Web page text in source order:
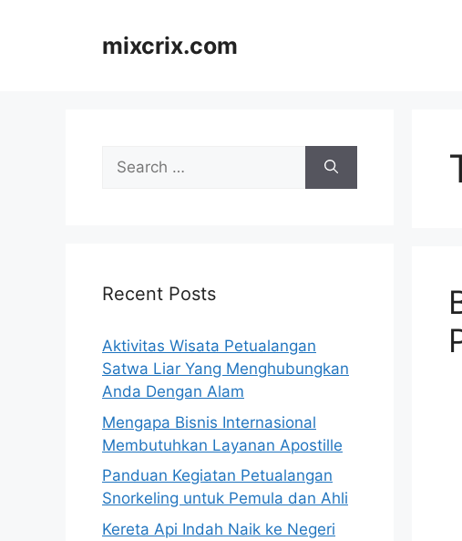
mixcrix.com
Search
for:
Recent Posts
Aktivitas Wisata Petualangan
Satwa Liar Yang Menghubungkan
Anda Dengan Alam
Mengapa Bisnis Internasional
Membutuhkan Layanan Apostille
Panduan Kegiatan Petualangan
Snorkeling untuk Pemula dan Ahli
Kereta Api Indah Naik ke Negeri